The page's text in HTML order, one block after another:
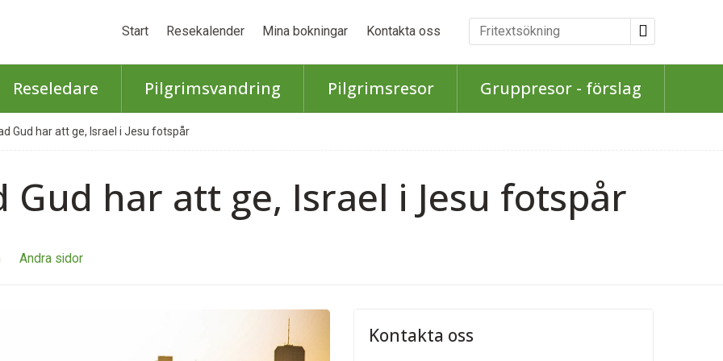
Start Resekalender Mina bokningar Kontakta oss
Reseledare Pilgrimsvandring Pilgrimsresor Gruppresor - förslag
Gud har att ge, Israel i Jesu fotspår
Gud har att ge, Israel i Jesu fotspår
Andra sidor
Kontakta oss